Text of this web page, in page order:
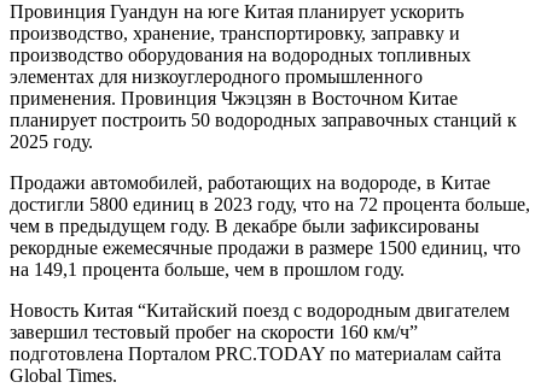
Провинция Гуандун на юге Китая планирует ускорить
производство, хранение, транспортировку, заправку и
производство оборудования на водородных топливных
элементах для низкоуглеродного промышленного
применения. Провинция Чжэцзян в Восточном Китае
планирует построить 50 водородных заправочных станций к
2025 году.
Продажи автомобилей, работающих на водороде, в Китае
достигли 5800 единиц в 2023 году, что на 72 процента больше,
чем в предыдущем году. В декабре были зафиксированы
рекордные ежемесячные продажи в размере 1500 единиц, что
на 149,1 процента больше, чем в прошлом году.
Новость Китая “Китайский поезд с водородным двигателем
завершил тестовый пробег на скорости 160 км/ч”
подготовлена Порталом PRC.TODAY по материалам сайта
Global Times.